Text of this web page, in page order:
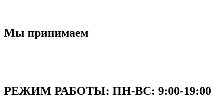
Мы принимаем
РЕЖИМ РАБОТЫ: ПН-ВC: 9:00-19:00